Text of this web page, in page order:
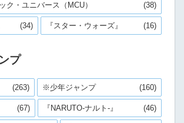
ク・ユニバース（MCU） (38)
(34) 『スター・ウォーズ』 (16)
プ
(263) ※少年ジャンプ (160)
(67) 『NARUTO-ナルト-』 (46)